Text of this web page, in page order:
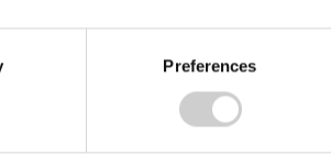
Preferences
Baumischabfall